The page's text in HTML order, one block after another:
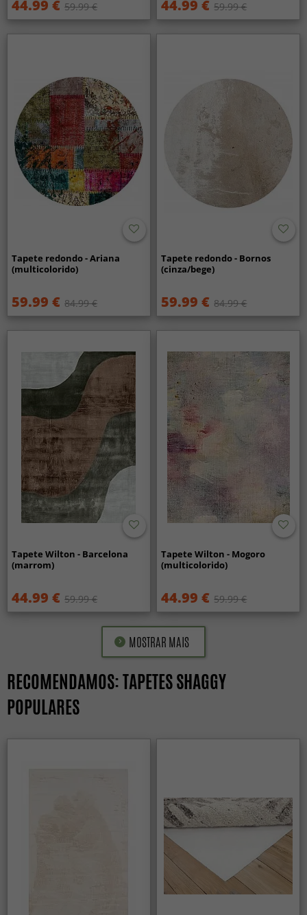
44.99 € 59.99 € 44.99 € 59.99 €
Tapete redondo - Ariana
(multicolorido)
59.99 € 84.99 €
Tapete redondo - Bornos
(cinza/bege)
59.99 € 84.99 €
Tapete Wilton - Barcelona
(marrom)
44.99 € 59.99 €
Tapete Wilton - Mogoro
(multicolorido)
44.99 € 59.99 €
MOSTRAR MAIS
RECOMENDAMOS: TAPETES SHAGGY
POPULARES